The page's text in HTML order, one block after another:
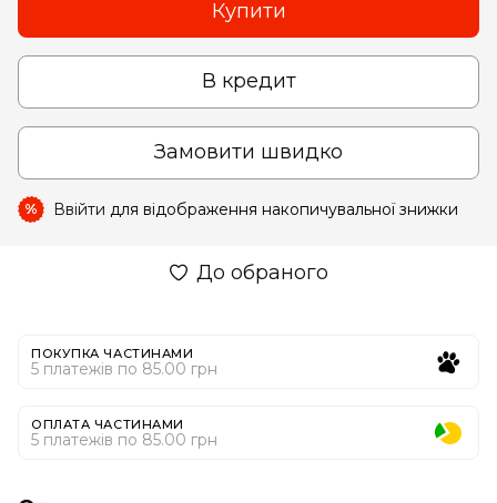
Купити
В кредит
Замовити швидко
% Ввійти для відображення накопичувальної знижки
До обраного
ПОКУПКА ЧАСТИНАМИ
5 платежів по 85.00 грн
ОПЛАТА ЧАСТИНАМИ
5 платежів по 85.00 грн